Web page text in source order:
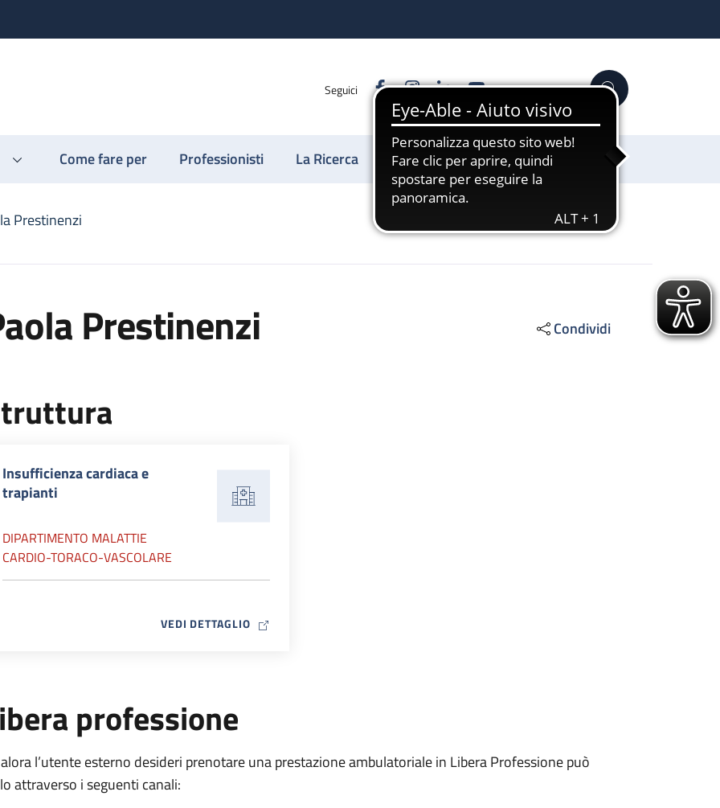
Seguici FacebookInstagram
LinkedinYouTube Cerca
Come fare per Professionisti La Ricerca Sostienici
Prestinenzi
Prestinenzi Condividi
Insufficienza cardiaca e
trapianti
DIPARTIMENTO MALATTIE
CARDIO-TORACO-VASCOLARE
VEDI DETTAGLIOMAP ICON
professione
l’utente esterno desideri prenotare una prestazione ambulatoriale in Libera Professione può
attraverso i seguenti canali: